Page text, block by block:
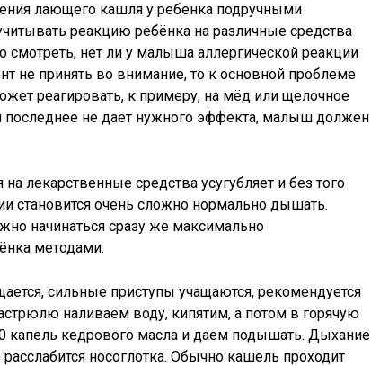
лающего кашля у ребенка подручными
реакцию ребёнка на различные средства
смотреть, нет ли у малыша аллергической реакции
не принять во внимание, то к основной проблеме
реагировать, к примеру, на мёд или щелочное
последнее не даёт нужного эффекта, малыш должен
лекарственные средства усугубляет и без того
становится очень сложно нормально дышать.
начинаться сразу же максимально
методами.
сильные приступы учащаются, рекомендуется
наливаем воду, кипятим, а потом в горячую
капель кедрового масла и даем подышать. Дыхание
расслабится носоглотка. Обычно кашель проходит